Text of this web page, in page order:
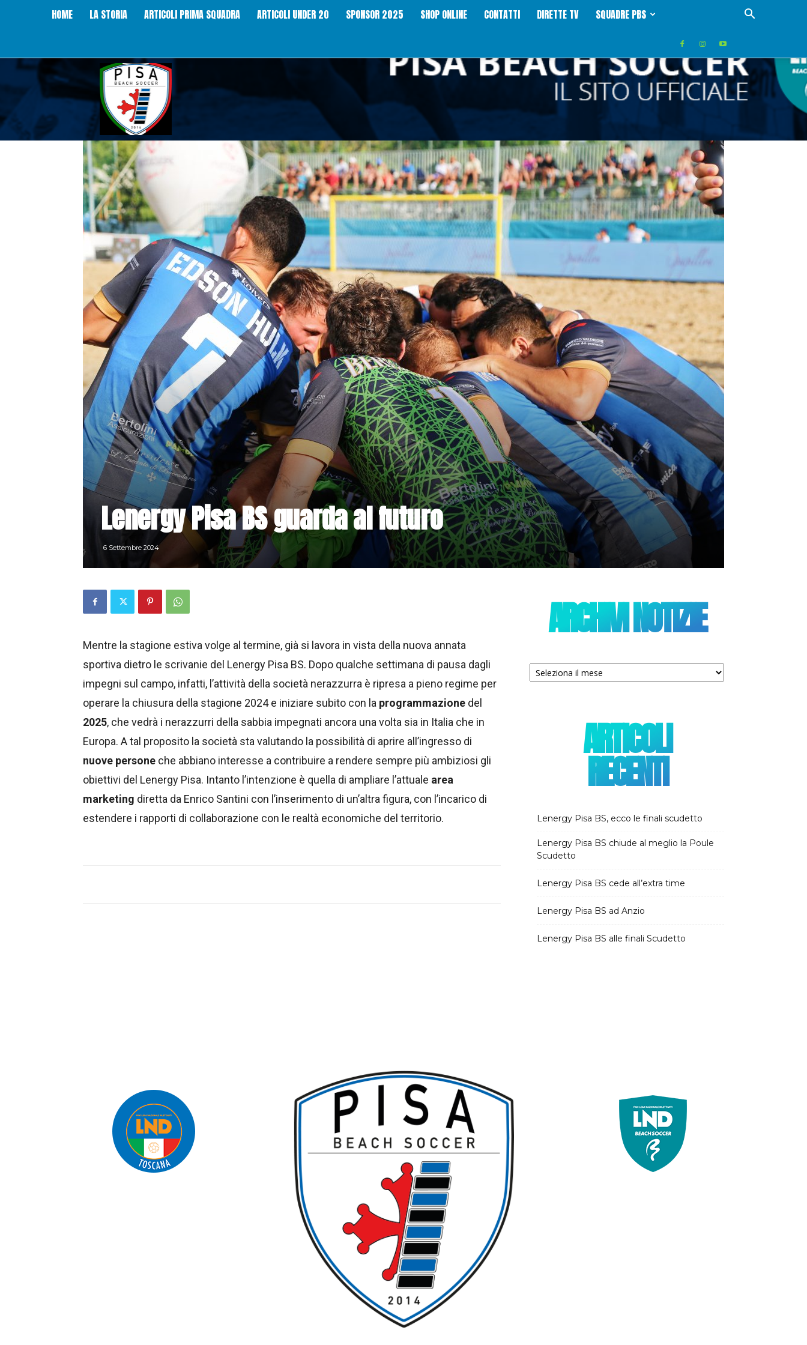
HOME LA STORIA ARTICOLI PRIMA SQUADRA ARTICOLI UNDER 20 SPONSOR 2025 SHOP ONLINE CONTATTI DIRETTE TV SQUADRE PBS
Pisa
Beach
Soccer
Lenergy Pisa BS guarda al futuro
6 Settembre 2024
Mentre la stagione estiva volge al termine, già si lavora in vista della nuova annata
sportiva dietro le scrivanie del Lenergy Pisa BS. Dopo qualche settimana di pausa dagli
impegni sul campo, infatti, l’attività della società nerazzurra è ripresa a pieno regime per
operare la chiusura della stagione 2024 e iniziare subito con la programmazione del
2025, che vedrà i nerazzurri della sabbia impegnati ancora una volta sia in Italia che in
Europa. A tal proposito la società sta valutando la possibilità di aprire all’ingresso di
nuove persone che abbiano interesse a contribuire a rendere sempre più ambiziosi gli
obiettivi del Lenergy Pisa. Intanto l’intenzione è quella di ampliare l’attuale area
marketing diretta da Enrico Santini con l’inserimento di un’altra figura, con l’incarico di
estendere i rapporti di collaborazione con le realtà economiche del territorio.
ARCHIVI NOTIZIE
Archivi
notizie
ARTICOLI
RECENTI
Lenergy Pisa BS, ecco le finali scudetto
Lenergy Pisa BS chiude al meglio la Poule
Scudetto
Lenergy Pisa BS cede all’extra time
Lenergy Pisa BS ad Anzio
Lenergy Pisa BS alle finali Scudetto